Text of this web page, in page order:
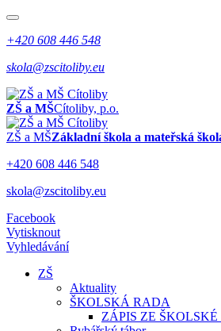
+420 608 446 548
skola@zscitoliby.eu
ZŠ a MŠCítoliby, p.o.
ZŠ a MŠZákladní škola a mateřská
+420 608 446 548
skola@zscitoliby.eu
Facebook
Vytisknout
Vyhledávání
ZŠ
Aktuality
ŠKOLSKÁ RADA
ZÁPIS ZE